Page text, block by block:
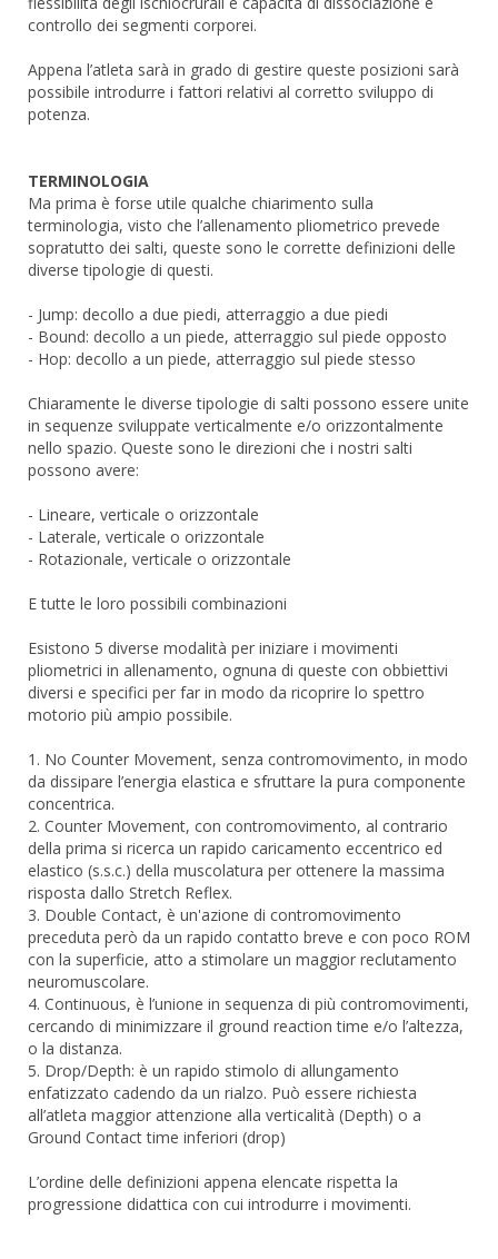
controllo dei segmenti corporei.
Appena l’atleta sarà in grado di gestire queste posizioni sarà
possibile introdurre i fattori relativi al corretto sviluppo di
potenza.
TERMINOLOGIA
Ma prima è forse utile qualche chiarimento sulla
terminologia, visto che l’allenamento pliometrico prevede
sopratutto dei salti, queste sono le corrette definizioni delle
diverse tipologie di questi.
- Jump: decollo a due piedi, atterraggio a due piedi
- Bound: decollo a un piede, atterraggio sul piede opposto
- Hop: decollo a un piede, atterraggio sul piede stesso
Chiaramente le diverse tipologie di salti possono essere unite
in sequenze sviluppate verticalmente e/o orizzontalmente
nello spazio. Queste sono le direzioni che i nostri salti
possono avere:
- Lineare, verticale o orizzontale
- Laterale, verticale o orizzontale
- Rotazionale, verticale o orizzontale
E tutte le loro possibili combinazioni
Esistono 5 diverse modalità per iniziare i movimenti
pliometrici in allenamento, ognuna di queste con obbiettivi
diversi e specifici per far in modo da ricoprire lo spettro
motorio più ampio possibile.
1. No Counter Movement, senza contromovimento, in modo
da dissipare l’energia elastica e sfruttare la pura componente
concentrica.
2. Counter Movement, con contromovimento, al contrario
della prima si ricerca un rapido caricamento eccentrico ed
elastico (s.s.c.) della muscolatura per ottenere la massima
risposta dallo Stretch Reflex.
3. Double Contact, è un'azione di contromovimento
preceduta però da un rapido contatto breve e con poco ROM
con la superficie, atto a stimolare un maggior reclutamento
neuromuscolare.
4. Continuous, è l’unione in sequenza di più contromovimenti,
cercando di minimizzare il ground reaction time e/o l’altezza,
o la distanza.
5. Drop/Depth: è un rapido stimolo di allungamento
enfatizzato cadendo da un rialzo. Può essere richiesta
all’atleta maggior attenzione alla verticalità (Depth) o a
Ground Contact time inferiori (drop)
L’ordine delle definizioni appena elencate rispetta la
progressione didattica con cui introdurre i movimenti.